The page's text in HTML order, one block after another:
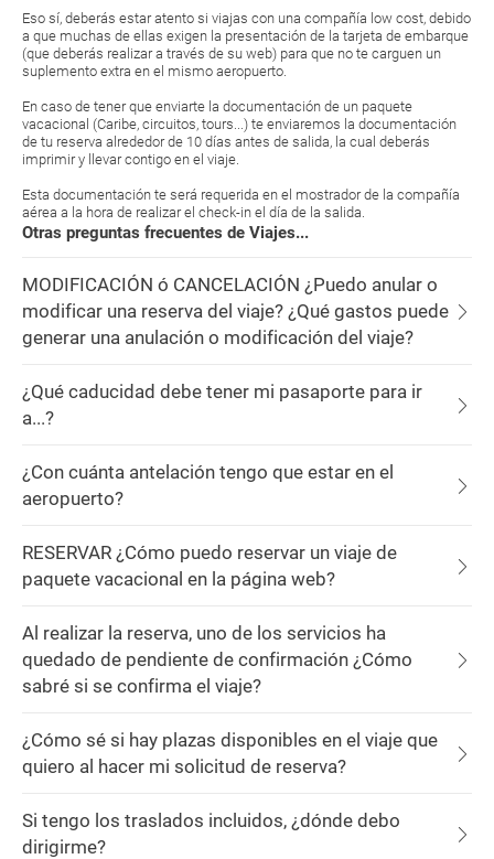
Eso sí, deberás estar atento si viajas con una compañía low cost, debido
a que muchas de ellas exigen la presentación de la tarjeta de embarque
(que deberás realizar a través de su web) para que no te carguen un
suplemento extra en el mismo aeropuerto.
En caso de tener que enviarte la documentación de un paquete
vacacional (Caribe, circuitos, tours...) te enviaremos la documentación
de tu reserva alrededor de 10 días antes de salida, la cual deberás
imprimir y llevar contigo en el viaje.
Esta documentación te será requerida en el mostrador de la compañía
aérea a la hora de realizar el check-in el día de la salida.
Otras preguntas frecuentes de Viajes...
MODIFICACIÓN ó CANCELACIÓN ¿Puedo anular o
modificar una reserva del viaje? ¿Qué gastos puede
generar una anulación o modificación del viaje?
¿Qué caducidad debe tener mi pasaporte para ir
a...?
¿Con cuánta antelación tengo que estar en el
aeropuerto?
RESERVAR ¿Cómo puedo reservar un viaje de
paquete vacacional en la página web?
Al realizar la reserva, uno de los servicios ha
quedado de pendiente de confirmación ¿Cómo
sabré si se confirma el viaje?
¿Cómo sé si hay plazas disponibles en el viaje que
quiero al hacer mi solicitud de reserva?
Si tengo los traslados incluidos, ¿dónde debo
dirigirme?